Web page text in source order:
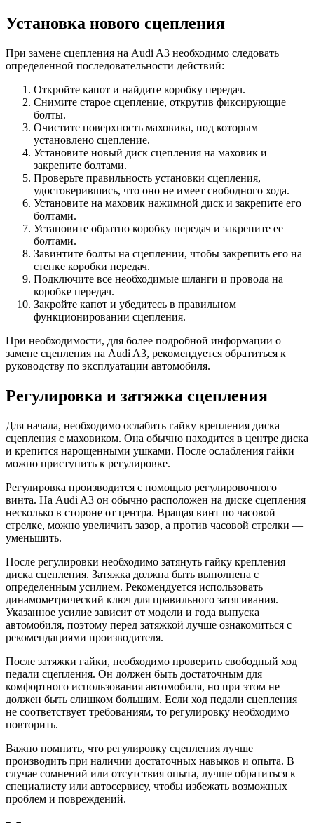
Установка нового сцепления
При замене сцепления на Audi A3 необходимо следовать
определенной последовательности действий:
Откройте капот и найдите коробку передач.
Снимите старое сцепление, открутив фиксирующие
болты.
Очистите поверхность маховика, под которым
установлено сцепление.
Установите новый диск сцепления на маховик и
закрепите болтами.
Проверьте правильность установки сцепления,
удостоверившись, что оно не имеет свободного хода.
Установите на маховик нажимной диск и закрепите его
болтами.
Установите обратно коробку передач и закрепите ее
болтами.
Завинтите болты на сцеплении, чтобы закрепить его на
стенке коробки передач.
Подключите все необходимые шланги и провода на
коробке передач.
Закройте капот и убедитесь в правильном
функционировании сцепления.
При необходимости, для более подробной информации о
замене сцепления на Audi A3, рекомендуется обратиться к
руководству по эксплуатации автомобиля.
Регулировка и затяжка сцепления
Для начала, необходимо ослабить гайку крепления диска
сцепления с маховиком. Она обычно находится в центре диска
и крепится нарощенными ушками. После ослабления гайки
можно приступить к регулировке.
Регулировка производится с помощью регулировочного
винта. На Audi A3 он обычно расположен на диске сцепления
несколько в стороне от центра. Вращая винт по часовой
стрелке, можно увеличить зазор, а против часовой стрелки —
уменьшить.
После регулировки необходимо затянуть гайку крепления
диска сцепления. Затяжка должна быть выполнена с
определенным усилием. Рекомендуется использовать
динамометрический ключ для правильного затягивания.
Указанное усилие зависит от модели и года выпуска
автомобиля, поэтому перед затяжкой лучше ознакомиться с
рекомендациями производителя.
После затяжки гайки, необходимо проверить свободный ход
педали сцепления. Он должен быть достаточным для
комфортного использования автомобиля, но при этом не
должен быть слишком большим. Если ход педали сцепления
не соответствует требованиям, то регулировку необходимо
повторить.
Важно помнить, что регулировку сцепления лучше
производить при наличии достаточных навыков и опыта. В
случае сомнений или отсутствия опыта, лучше обратиться к
специалисту или автосервису, чтобы избежать возможных
проблем и повреждений.